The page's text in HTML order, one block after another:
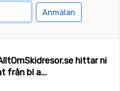
Anmälan
hittar ni
från bl a...